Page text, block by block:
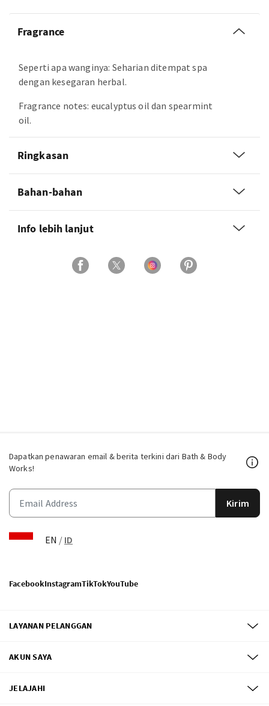
Fragrance
Seperti apa wanginya: Seharian ditempat spa
dengan kesegaran herbal.
Fragrance notes: eucalyptus oil dan spearmint
oil.
Ringkasan
Bahan-bahan
Info lebih lanjut
Dapatkan penawaran email & berita terkini dari Bath & Body
Works!
Kirim
EN / ID
FacebookInstagramTikTokYouTube
LAYANAN PELANGGAN
AKUN SAYA
JELAJAHI